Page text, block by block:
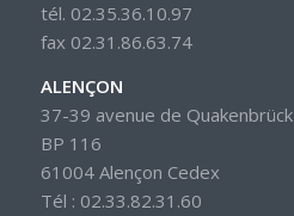
tél. 02.35.36.10.97
fax 02.31.86.63.74
ALENÇON
37-39 avenue de Quakenbrück
BP 116
61004 Alençon Cedex
Tél : 02.33.82.31.60